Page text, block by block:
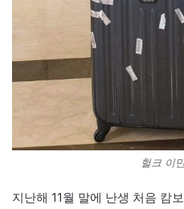
헐크 이
지난해 11월 말에 난생 처음 캄